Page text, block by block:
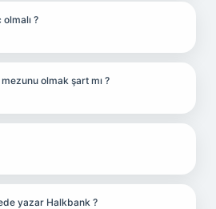
olmalı ?
olmak şart mı ?
yazar Halkbank ?